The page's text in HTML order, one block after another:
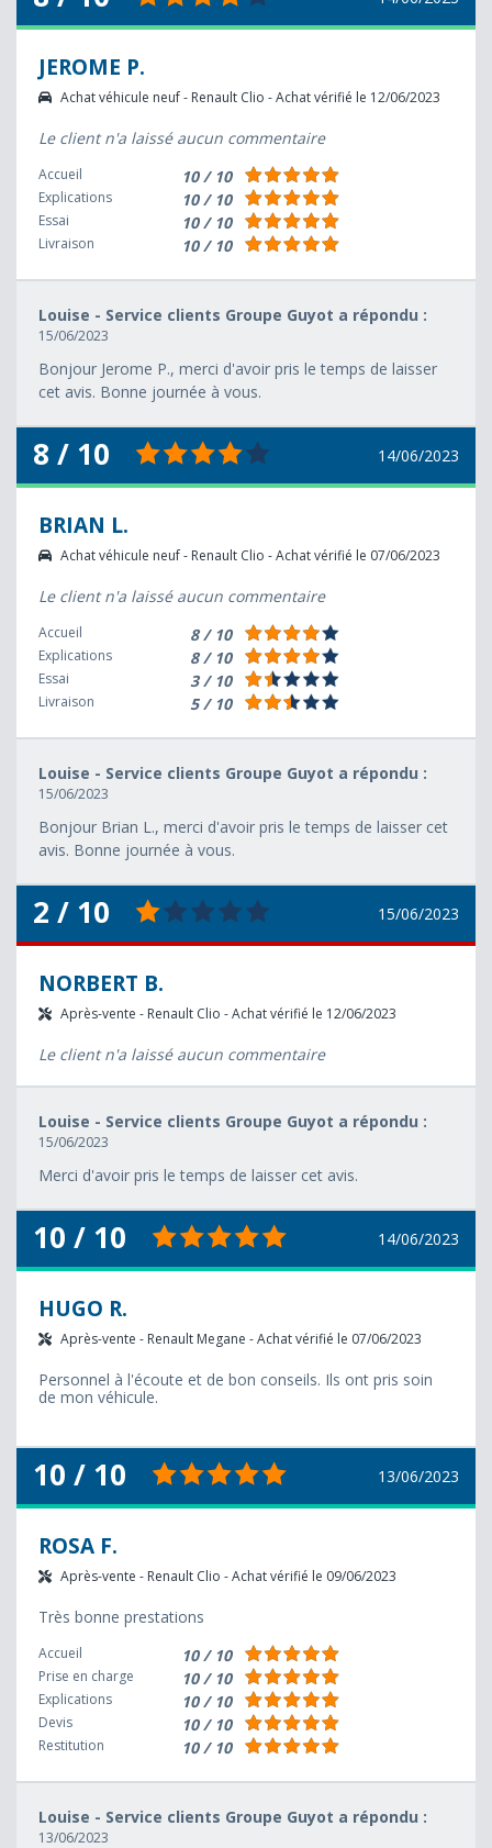
JEROME P.
Achat véhicule neuf - Renault Clio - Achat vérifié le 12/06/2023
Le client n'a laissé aucun commentaire
Accueil 10 / 10
Explications 10 / 10
Essai 10 / 10
Livraison 10 / 10
Louise - Service clients Groupe Guyot a répondu :
15/06/2023
Bonjour Jerome P., merci d'avoir pris le temps de laisser
cet avis. Bonne journée à vous.
8 / 10 14/06/2023
BRIAN L.
Achat véhicule neuf - Renault Clio - Achat vérifié le 07/06/2023
Le client n'a laissé aucun commentaire
Accueil 8 / 10
Explications 8 / 10
Essai 3 / 10
Livraison 5 / 10
Louise - Service clients Groupe Guyot a répondu :
15/06/2023
Bonjour Brian L., merci d'avoir pris le temps de laisser cet
avis. Bonne journée à vous.
2 / 10 15/06/2023
NORBERT B.
Après-vente - Renault Clio - Achat vérifié le 12/06/2023
Le client n'a laissé aucun commentaire
Louise - Service clients Groupe Guyot a répondu :
15/06/2023
Merci d'avoir pris le temps de laisser cet avis.
10 / 10 14/06/2023
HUGO R.
Après-vente - Renault Megane - Achat vérifié le 07/06/2023
Personnel à l'écoute et de bon conseils. Ils ont pris soin
de mon véhicule.
10 / 10 13/06/2023
ROSA F.
Après-vente - Renault Clio - Achat vérifié le 09/06/2023
Très bonne prestations
Accueil 10 / 10
Prise en charge 10 / 10
Explications 10 / 10
Devis 10 / 10
Restitution 10 / 10
Louise - Service clients Groupe Guyot a répondu :
13/06/2023